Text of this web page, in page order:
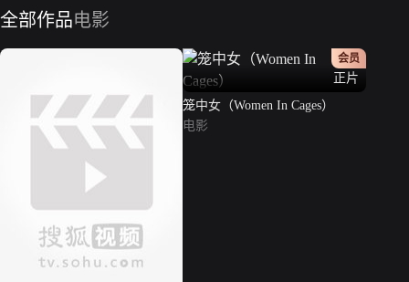
全部作品电影
正片
会员
笼中女（Women In Cages）
电影